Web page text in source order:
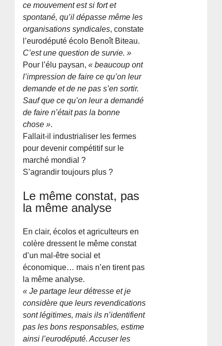
ce mouvement est si fort et
spontané, qu’il dépasse même les
organisations syndicales, constate
l’eurodéputé écolo Benoît Biteau.
C’est une question de survie. »
Pour l’élu paysan,« beaucoup ont
l’impression de faire ce qu’on leur
demande et de ne pas s’en sortir.
Sauf que ce qu’on leur a demandé
de faire n’était pas la bonne
chose ».
Fallait-il industrialiser les fermes
pour devenir compétitif sur le
marché mondial ?
S’agrandir toujours plus ?
Le même constat, pas
la même analyse
En clair, écolos et agriculteurs en
colère dressent le même constat
d’un mal-être social et
économique… mais n’en tirent pas
la même analyse.
« Je partage leur détresse et je
considère que leurs revendications
sont légitimes, mais ils n’identifient
pas les bons responsables, estime
ainsi l’eurodéputé. Accuser les